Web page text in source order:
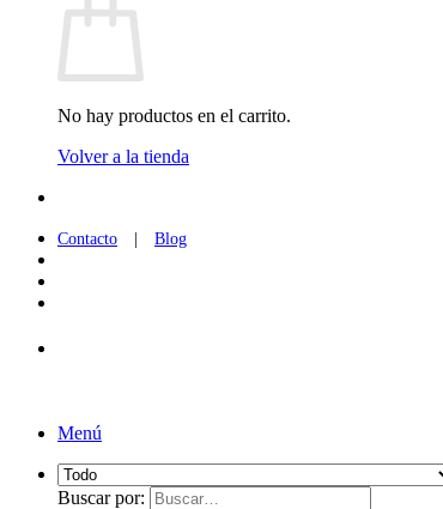
No hay productos en el carrito.
Volver a la tienda
Contacto Blog
Menú
Buscar por: